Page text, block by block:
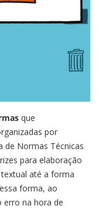
que
por
de Normas Técnicas
para elaboração
até a forma
forma, ao
erro na hora de